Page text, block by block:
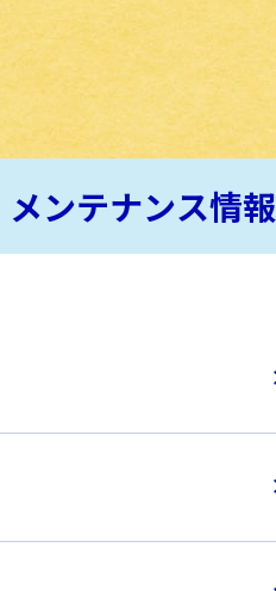
メンテナンス情報